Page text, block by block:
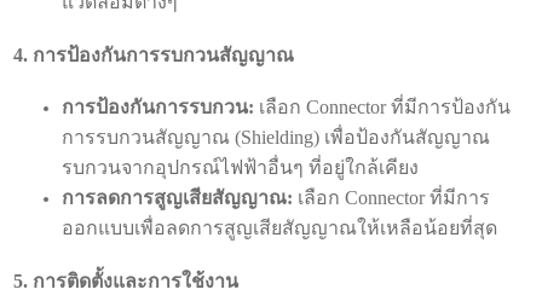
4. การป้องกันการรบกวนสัญญาณ
การป้องกันการรบกวน: เลือก Connector ที่มีการป้องกัน
การรบกวนสัญญาณ (Shielding) เพื่อป้องกันสัญญาณ
รบกวนจากอุปกรณ์ไฟฟ้าอื่นๆ ที่อยู่ใกล้เคียง
การลดการสูญเสียสัญญาณ: เลือก Connector ที่มีการ
ออกแบบเพื่อลดการสูญเสียสัญญาณให้เหลือน้อยที่สุด
5. การติดตั้งและการใช้งาน